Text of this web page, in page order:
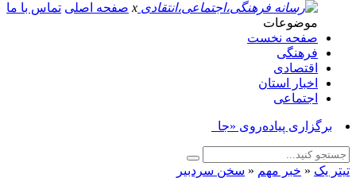
x صفحه اصلی تماس با ما
موضوعات
صفحه نخست
فرهنگی
اقتصادی
اخبار استان
اجتماعی
برگزاری پیاده‌روی «جاماندگا_
تیتر یک « خبر مهم « سخن سردبیر